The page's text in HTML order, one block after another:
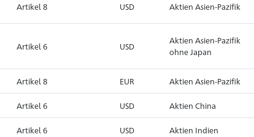
Artikel 8 USD Aktien Asien-Pazifik
Artikel 6 USD
Aktien Asien-Pazifik
ohne Japan
Artikel 8 EUR Aktien Asien-Pazifik
Artikel 6 USD Aktien China
Artikel 6 USD Aktien Indien